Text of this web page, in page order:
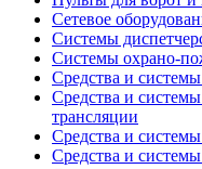
Сетевое
Системы
Системы охрано-
Средства и
Средства и
трансляции
Средства и
Средства и